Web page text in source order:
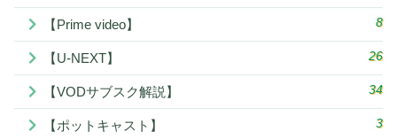
【Prime video】 8
【U-NEXT】 26
【VODサブスク解説】 34
【ポットキャスト】 3